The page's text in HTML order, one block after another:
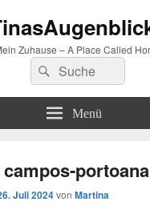
Zuhause – A Place Called
Suchen
nach:
Suchen
Menü
Juli 2024von Martina